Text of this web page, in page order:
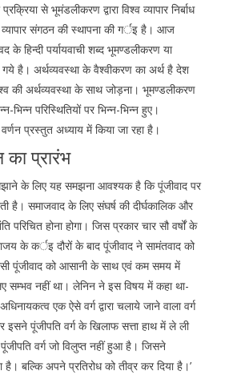
से भूमंडलीकरण द्वारा विश्व व्यापार निर्बाध
संगठन की स्थापना की गर्इ है। आज
हिन्दी पर्यायवाची शब्द भूमण्डलीकरण या
गये है। अर्थव्यवस्था के वैश्वीकरण का अर्थ है देश
की अर्थव्यवस्था के साथ जोड़ना। भूमण्डलीकरण
भिन्न परिस्थितियों पर भिन्न-भिन्न हुए।
प्रस्तुत अध्याय में किया जा रहा है।
प्रारंभ
के लिए यह समझना आवश्यक है कि पूंजीवाद पर
है। समाजवाद के लिए संघर्ष की दीर्घकालिक और
होना होगा। जिस प्रकार चार सौ वर्षों के
के कर्इ दौरों के बाद पूंजीवाद ने सामंतवाद को
पूंजीवाद को आसानी के साथ एवं कम समय में
सम्भव नहीं था। लेनिन ने इस विषय में कहा था-
एक ऐसे वर्ग द्वारा चलाये जाने वाला वर्ग
पूंजीपति वर्ग के खिलाफ सत्ता हाथ में ले ली
वर्ग जो विलुप्त नहीं हुआ है। जिसने
है। बल्कि अपने प्रतिरोध को तीव्र कर दिया है।’